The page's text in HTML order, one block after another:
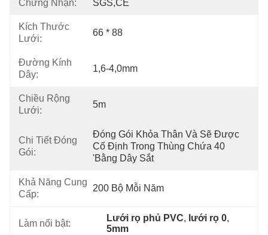
Chứng Nhận: SGS,CE
Kích Thước
Lưới:
66 * 88
Đường Kính
Dây:
1,6-4,0mm
Chiều Rộng
Lưới:
5m
Chi Tiết Đóng
Gói:
Đóng Gói Khỏa Thân Và Sẽ Được
Cố Định Trong Thùng Chứa 40
'bằng Dây Sắt
Khả Năng Cung
Cấp:
200 Bộ Mỗi Năm
Làm nổi bật:
Lưới rọ phủ PVC, lưới rọ 0,
5mm